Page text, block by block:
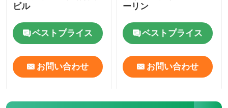
ビル
ベストプライス
お問い合わせ
ーリン
ベストプライス
お問い合わせ